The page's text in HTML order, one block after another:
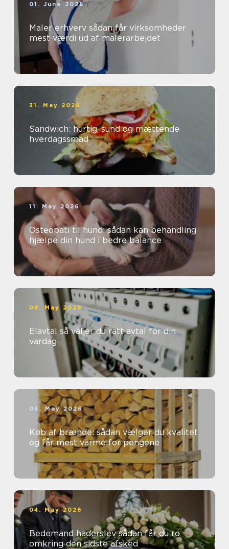
01. June 2026
Maler erhverv sådan får virksomheder
mest værdi ud af malerarbejdet
31. May 2026
Sandwich: hurtig, sund og mættende
hverdagssmad
11. May 2026
Osteopati til hund: sådan kan behandling
hjælpe din hund i bedre balance
08. May 2026
Elavtal så väljer du rätt avtal för din
vardag
06. May 2026
Køb af brænde: sådan vælger du kvalitet
og får mest varme for pengene
04. May 2026
Bedemand haderslev sådan får du ro
omkring den sidste afsked